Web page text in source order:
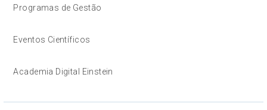
Programas de Gestão
Eventos Científicos
Academia Digital Einstein